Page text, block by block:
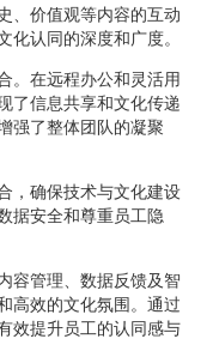
、价值观等内容的互动
化认同的深度和广度。
。在远程办公和灵活用
了信息共享和文化传递
强了整体团队的凝聚
，确保技术与文化建设
据安全和尊重员工隐
容管理、数据反馈及智
高效的文化氛围。通过
效提升员工的认同感与